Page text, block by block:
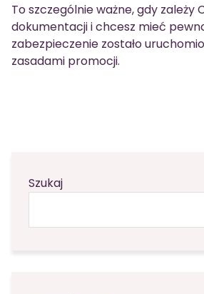
To szczególnie ważne, gdy zależy
dokumentacji i chcesz mieć
zabezpieczenie zostało
zasadami promocji.
Szukaj